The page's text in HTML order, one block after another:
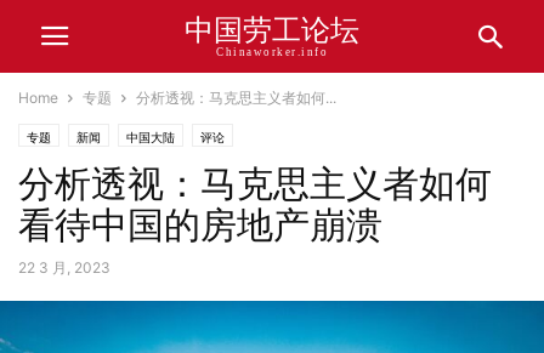
中国劳工论坛
Chinaworker.info
Home 专题 分析透视：马克思主义者如何...
专题 新闻 中国大陆 评论
分析透视：马克思主义者如何
看待中国的房地产崩溃
22 3 月, 2023